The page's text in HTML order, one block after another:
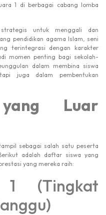
1 di berbagai cabang lomba
untuk menggali dan
pendidikan agama Islam, seni
terintegrasi dengan karakter
momen penting bagi sekolah-
dalam membina siswa
juga dalam pembentukan
yang Luar
sebagai salah satu peserta
adalah daftar siswa yang
yang mereka raih:
(Tingkat